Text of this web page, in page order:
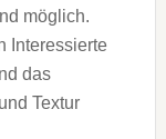
möglich.
Interessierte
das
Textur